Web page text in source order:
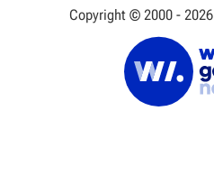
Copyright © 2000 - 2026